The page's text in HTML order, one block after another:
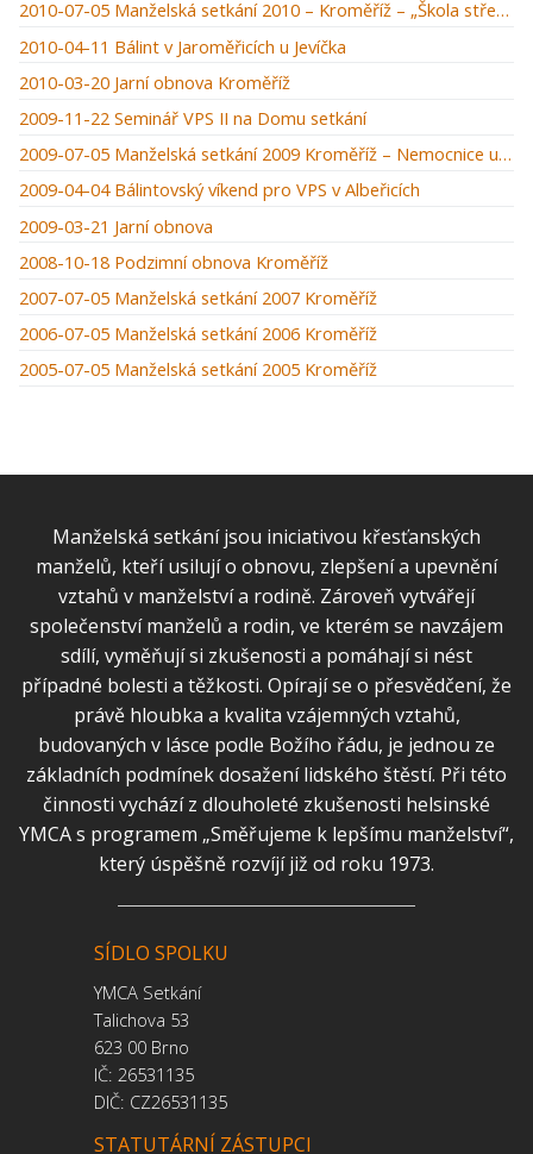
2010-07-05 Manželská setkání 2010 – Kroměříž – „Škola střední manželská“
2010-04-11 Bálint v Jaroměřicích u Jevíčka
2010-03-20 Jarní obnova Kroměříž
2009-11-22 Seminář VPS II na Domu setkání
2009-07-05 Manželská setkání 2009 Kroměříž – Nemocnice u zámku
2009-04-04 Bálintovský víkend pro VPS v Albeřicích
2009-03-21 Jarní obnova
2008-10-18 Podzimní obnova Kroměříž
2007-07-05 Manželská setkání 2007 Kroměříž
2006-07-05 Manželská setkání 2006 Kroměříž
2005-07-05 Manželská setkání 2005 Kroměříž
Manželská setkání jsou iniciativou křesťanských
manželů, kteří usilují o obnovu, zlepšení a upevnění
vztahů v manželství a rodině. Zároveň vytvářejí
společenství manželů a rodin, ve kterém se navzájem
sdílí, vyměňují si zkušenosti a pomáhají si nést
případné bolesti a těžkosti. Opírají se o přesvědčení, že
právě hloubka a kvalita vzájemných vztahů,
budovaných v lásce podle Božího řádu, je jednou ze
základních podmínek dosažení lidského štěstí. Při této
činnosti vychází z dlouholeté zkušenosti helsinské
YMCA s programem „Směřujeme k lepšímu manželství“,
který úspěšně rozvíjí již od roku 1973.
SÍDLO SPOLKU
YMCA Setkání
Talichova 53
623 00 Brno
IČ: 26531135
DIČ: CZ26531135
STATUTÁRNÍ ZÁSTUPCI